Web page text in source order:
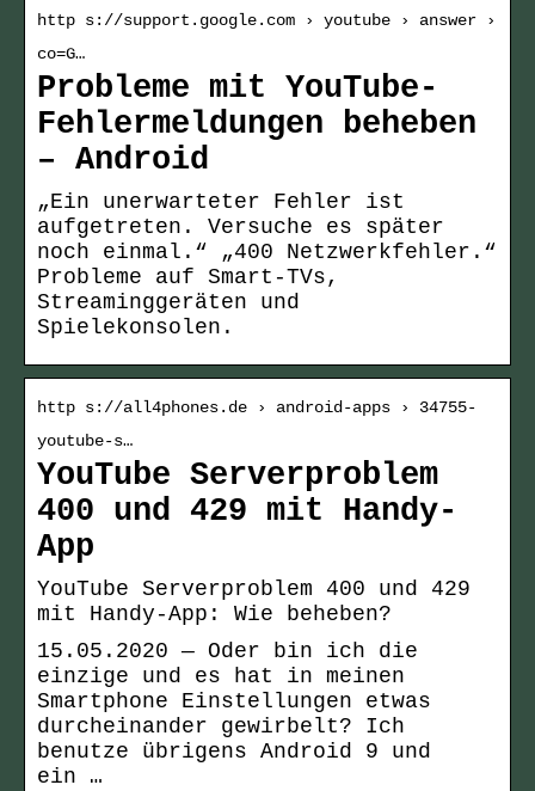
http s://support.google.com › youtube › answer ›
co=G…
Probleme mit YouTube-
Fehlermeldungen beheben
– Android
„Ein unerwarteter Fehler ist
aufgetreten. Versuche es später
noch einmal.“ „400 Netzwerkfehler.“
Probleme auf Smart-TVs,
Streaminggeräten und
Spielekonsolen.
http s://all4phones.de › android-apps › 34755-
youtube-s…
YouTube Serverproblem
400 und 429 mit Handy-
App
YouTube Serverproblem 400 und 429
mit Handy-App: Wie beheben?
15.05.2020 — Oder bin ich die
einzige und es hat in meinen
Smartphone Einstellungen etwas
durcheinander gewirbelt? Ich
benutze übrigens Android 9 und
ein …